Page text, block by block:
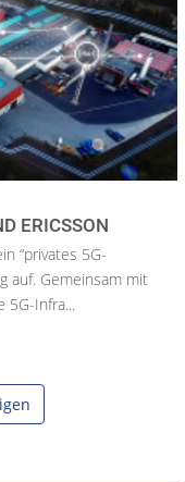
ERICSSON
“privates 5G-
auf. Gemeinsam mit
5G-Infra...